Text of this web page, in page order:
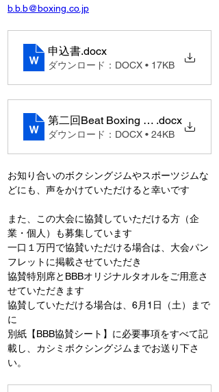
b.b.b@boxing.co.jp
申込書.docx
ダウンロード：DOCX • 17KB
第二回Beat Boxing Battle（ご案内）
.docx
ダウンロード：DOCX • 24KB
お知り合いのボクシングジムやスポーツジムな
どにも、声をかけていただけると幸いです
また、この大会に協賛していただける方（企
業・個人）も募集しています
一口１万円で協賛いただける場合は、大会パン
フレットに掲載させていただき
協賛特別席とBBBオリジナルタオルをご用意さ
せていただきます
協賛していただける場合は、6月1日（土）まで
に
別紙【BBB協賛シート】に必要事項をすべて記
載し、カシミボクシングジムまでお送り下さ
い。